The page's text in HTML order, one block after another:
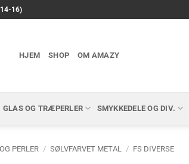
16)
HJEM SHOP OM AMAZY
GLAS OG TRÆPERLER SMYKKEDELE OG DIV.
PERLER / SØLVFARVET METAL / FS DIVERSE